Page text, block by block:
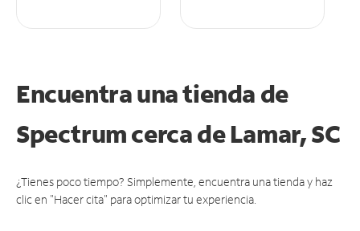
Encuentra una tienda de
Spectrumcerca de Lamar, SC
¿Tienes poco tiempo? Simplemente, encuentra una tienda y haz
clic en "Hacer cita" para optimizar tu experiencia.